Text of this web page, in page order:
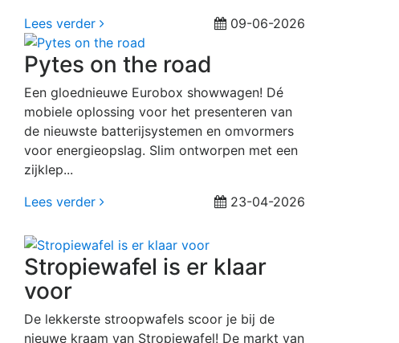
Lees verder
09-06-2026
Pytes on the road
Een gloednieuwe Eurobox showwagen! Dé
mobiele oplossing voor het presenteren van
de nieuwste batterijsystemen en omvormers
voor energieopslag. Slim ontworpen met een
zijklep...
Lees verder
23-04-2026
Stropiewafel is er klaar
voor
De lekkerste stroopwafels scoor je bij de
nieuwe kraam van Stropiewafel! De markt van